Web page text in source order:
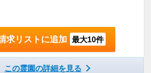
求リストに追加 最大10件
この霊園の詳細を見る